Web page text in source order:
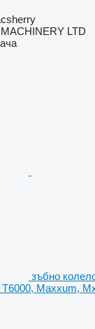
LTD
зъбно
Maxxum,